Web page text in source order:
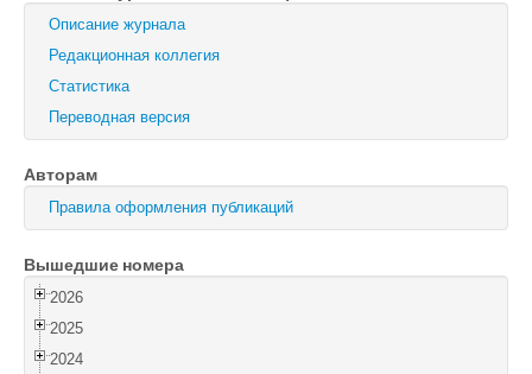
Письма в Журнал технической физики
Физика твердого тела
Физика и техника полупроводников
Оптика и спектроскопия
Поиск
Войти
Описание журнала
Редакционная коллегия
Статистика
Переводная версия
Авторам
Правила оформления публикаций
Вышедшие номера
2026
2025
2024